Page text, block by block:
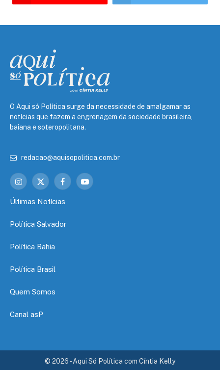
O Aqui só Política surge da necessidade de amalgamar as
notícias que fazem a engrenagem da sociedade brasileira,
baiana e soteropolitana.
redacao@aquisopolitica.com.br
Instagram
X
FacebookYouTube
Últimas Notícias
Política Salvador
Política Bahia
Política Brasil
Quem Somos
Canal asP
© 2026 - Aqui Só Política com Cíntia Kelly